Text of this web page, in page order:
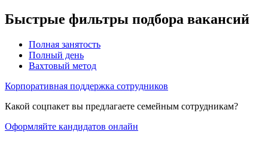
Быстрые фильтры подбора вакансий
Полная занятость
Полный день
Вахтовый метод
Корпоративная поддержка сотрудников
Какой соцпакет вы предлагаете семейным сотрудникам?
Оформляйте кандидатов онлайн